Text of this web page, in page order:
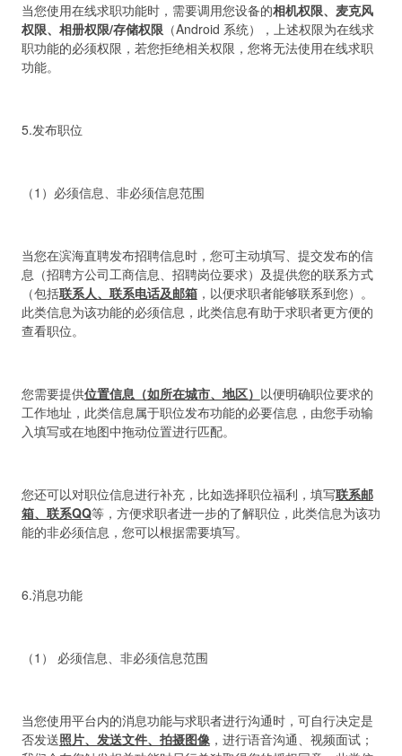
当您使用在线求职功能时，需要调用您设备的相机权限、麦克风
权限、相册权限/存储权限（Android 系统），上述权限为在线求
职功能的必须权限，若您拒绝相关权限，您将无法使用在线求职
功能。
5.发布职位
（1）必须信息、非必须信息范围
当您在滨海直聘发布招聘信息时，您可主动填写、提交发布的信
息（招聘方公司工商信息、招聘岗位要求）及提供您的联系方式
（包括联系人、联系电话及邮箱，以便求职者能够联系到您）。
此类信息为该功能的必须信息，此类信息有助于求职者更方便的
查看职位。
您需要提供位置信息（如所在城市、地区） 以便明确职位要求的
工作地址，此类信息属于职位发布功能的必要信息，由您手动输
入填写或在地图中拖动位置进行匹配。
您还可以对职位信息进行补充，比如选择职位福利，填写联系邮
箱、联系QQ等，方便求职者进一步的了解职位，此类信息为该功
能的非必须信息，您可以根据需要填写。
6.消息功能
（1） 必须信息、非必须信息范围
当您使用平台内的消息功能与求职者进行沟通时，可自行决定是
否发送照片、发送文件、拍摄图像，进行语音沟通、视频面试；